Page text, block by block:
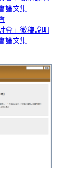
論文集
會」徵稿說明
論文集